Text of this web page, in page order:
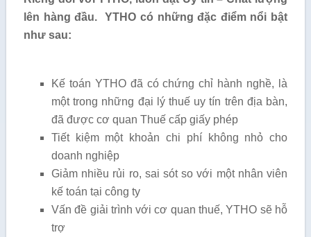
lên hàng đầu.YTHO có những đặc điểm nổi bật
như sau:
Kế toán YTHO đã có chứng chỉ hành nghề, là
một trong những đại lý thuế uy tín trên địa bàn,
đã được cơ quan Thuế cấp giấy phép
Tiết kiệm một khoản chi phí không nhỏ cho
doanh nghiệp
Giảm nhiều rủi ro, sai sót so với một nhân viên
kế toán tại công ty
Vấn đề giải trình với cơ quan thuế, YTHO sẽ hỗ
trợ